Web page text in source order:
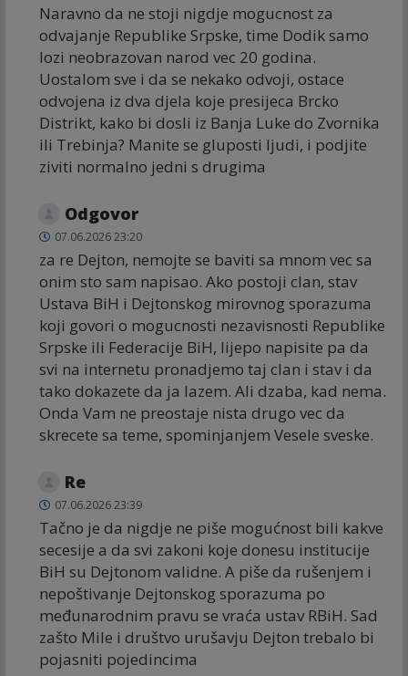
Naravno da ne stoji nigdje mogucnost za
odvajanje Republike Srpske, time Dodik samo
lozi neobrazovan narod vec 20 godina.
Uostalom sve i da se nekako odvoji, ostace
odvojena iz dva djela koje presijeca Brcko
Distrikt, kako bi dosli iz Banja Luke do Zvornika
ili Trebinja? Manite se gluposti ljudi, i podjite
ziviti normalno jedni s drugima
Odgovor
07.06.2026 23:20
za re Dejton, nemojte se baviti sa mnom vec sa
onim sto sam napisao. Ako postoji clan, stav
Ustava BiH i Dejtonskog mirovnog sporazuma
koji govori o mogucnosti nezavisnosti Republike
Srpske ili Federacije BiH, lijepo napisite pa da
svi na internetu pronadjemo taj clan i stav i da
tako dokazete da ja lazem. Ali dzaba, kad nema.
Onda Vam ne preostaje nista drugo vec da
skrecete sa teme, spominjanjem Vesele sveske.
Re
07.06.2026 23:39
Tačno je da nigdje ne piše mogućnost bili kakve
secesije a da svi zakoni koje donesu institucije
BiH su Dejtonom validne. A piše da rušenjem i
nepoštivanje Dejtonskog sporazuma po
međunarodnim pravu se vraća ustav RBiH. Sad
zašto Mile i društvo urušavju Dejton trebalo bi
pojasniti pojedincima